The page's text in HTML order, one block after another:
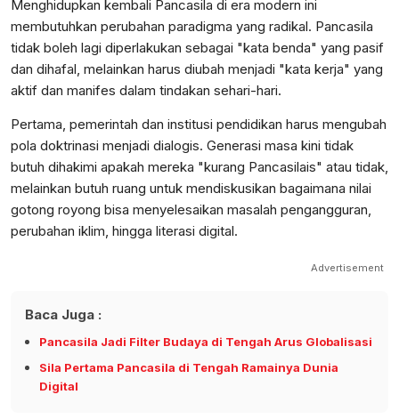
​Menghidupkan kembali Pancasila di era modern ini
membutuhkan perubahan paradigma yang radikal. Pancasila
tidak boleh lagi diperlakukan sebagai "kata benda" yang pasif
dan dihafal, melainkan harus diubah menjadi "kata kerja" yang
aktif dan manifes dalam tindakan sehari-hari.
​Pertama, pemerintah dan institusi pendidikan harus mengubah
pola doktrinasi menjadi dialogis. Generasi masa kini tidak
butuh dihakimi apakah mereka "kurang Pancasilais" atau tidak,
melainkan butuh ruang untuk mendiskusikan bagaimana nilai
gotong royong bisa menyelesaikan masalah pengangguran,
perubahan iklim, hingga literasi digital.
Advertisement
Baca Juga :
Pancasila Jadi Filter Budaya di Tengah Arus Globalisasi
Sila Pertama Pancasila di Tengah Ramainya Dunia
Digital